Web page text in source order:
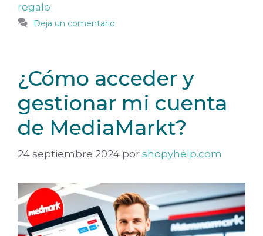
regalo
Deja un comentario
¿Cómo acceder y
gestionar mi cuenta
de MediaMarkt?
24 septiembre 2024 por shopyhelp.com